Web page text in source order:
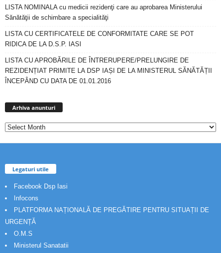
LISTA NOMINALA cu medicii rezidenţi care au aprobarea Ministerului
Sănătăţii de schimbare a specialităţi
LISTA CU CERTIFICATELE DE CONFORMITATE CARE SE POT
RIDICA DE LA D.S.P. IASI
LISTA CU APROBĂRILE DE ÎNTRERUPERE/PRELUNGIRE DE
REZIDENȚIAT PRIMITE LA DSP IAȘI DE LA MINISTERUL SĂNĂTĂȚII
ÎNCEPÂND CU DATA DE 01.01.2016
Arhiva anunturi
Legaturi utile
Facebook Dsp Iasi
Infocons
PLATFORMA NAȚIONALĂ DE PREGĂTIRE PENTRU SITUAȚII DE
URGENȚĂ
O.M.S
Ministerul Sanatatii